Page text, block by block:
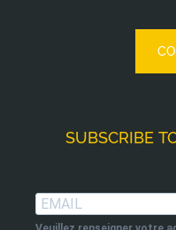
SUBSCRIBE